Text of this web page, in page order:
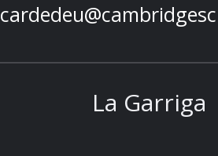
La Garriga